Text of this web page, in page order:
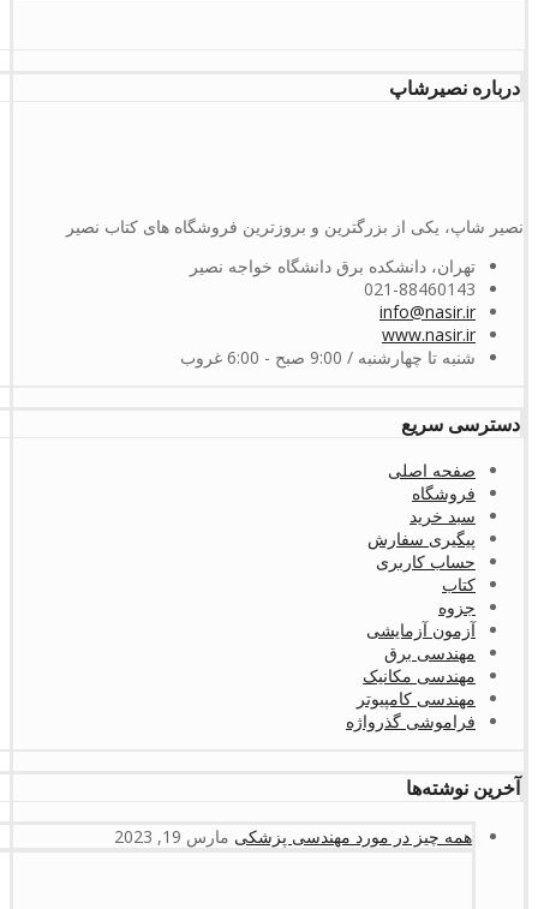
درباره نصیرشاپ
نصیر شاپ، یکی از بزرگترین و بروزترین فروشگاه های کتاب نصیر
تهران، دانشکده برق دانشگاه خواجه نصیر
021-88460143
info@nasir.ir
www.nasir.ir
شنبه تا چهارشنبه / 9:00 صبح - 6:00 غروب
دسترسی سریع
صفحه اصلی
فروشگاه
سبد خرید
پیگیری سفارش
حساب کاربری
کتاب
جزوه
آزمون آزمایشی
مهندسی برق
مهندسی مکانیک
مهندسی کامپیوتر
فراموشی گذرواژه
آخرین نوشته‌ها
همه چیز در مورد مهندسی پزشکی مارس 19, 2023